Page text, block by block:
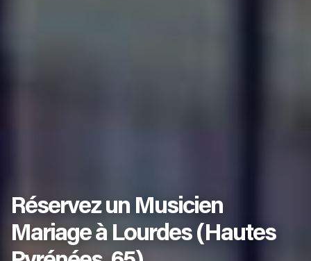
Réservez un Musicien
Mariage à Lourdes (Hautes